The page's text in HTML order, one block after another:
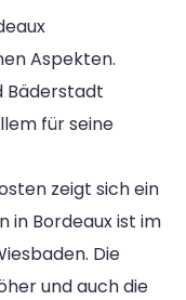
Aspekten.
Bäderstadt
für seine
zeigt sich ein
in Bordeaux ist im
Die
und auch die